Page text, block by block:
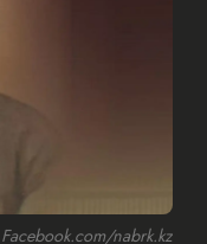
Facebook.com/nabrk.kz